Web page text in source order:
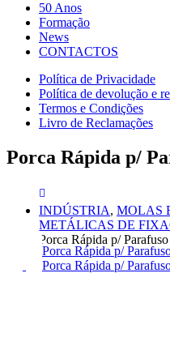
50 Anos
Formação
News
CONTACTOS
Política de Privacidade
Política de devolução e
Termos e Condições
Livro de Reclamações
Porca Rápida p/
INDÚSTRIA, MOLAS
METÁLICAS DE
Porca Rápida p/
Porca Rápida p/
Porca Rápida p/